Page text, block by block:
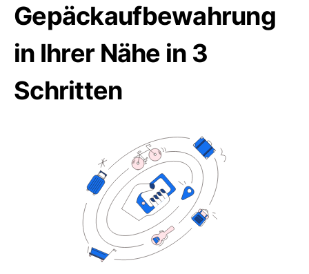
Gepäckaufbewahrung
in Ihrer Nähe in 3
Schritten